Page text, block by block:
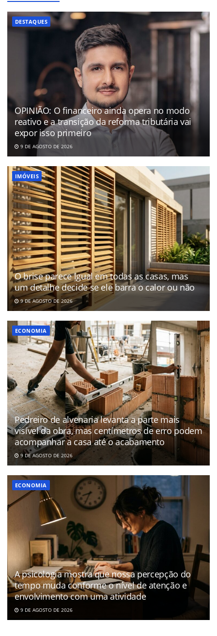
DESTAQUES
OPINIÃO: O financeiro ainda opera no modo
reativo e a transição da reforma tributária vai
expor isso primeiro
9 DE AGOSTO DE 2026
IMÓVEIS
O brise parece igual em todas as casas, mas
um detalhe decide se ele barra o calor ou não
9 DE AGOSTO DE 2026
ECONOMIA
Pedreiro de alvenaria levanta a parte mais
visível da obra, mas centímetros de erro podem
acompanhar a casa até o acabamento
9 DE AGOSTO DE 2026
ECONOMIA
A psicologia mostra que nossa percepção do
tempo muda conforme o nível de atenção e
envolvimento com uma atividade
9 DE AGOSTO DE 2026